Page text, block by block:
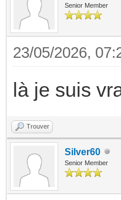
Senior Member
23/05/2026,
là je suis
Trouver
Silver60
Senior Member